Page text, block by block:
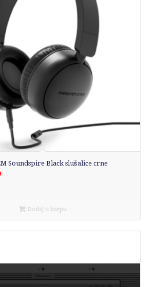
Soundspire Black slušalice crne
Dodaj u korpu